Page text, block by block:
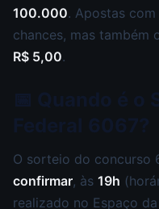
100.000. Apostas
chances, mas também
R$ 5,00.
O sorteio do concurso
confirmar, às 19h
realizado no Espaço